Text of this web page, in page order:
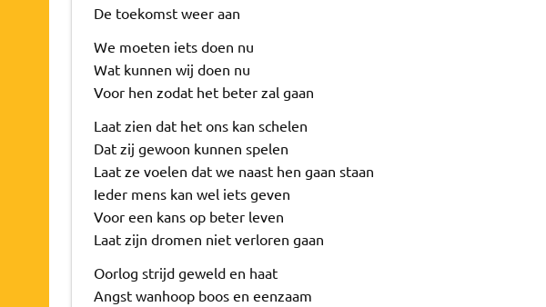
De toekomst weer aan
We moeten iets doen nu
Wat kunnen wij doen nu
Voor hen zodat het beter zal gaan
Laat zien dat het ons kan schelen
Dat zij gewoon kunnen spelen
Laat ze voelen dat we naast hen gaan staan
Ieder mens kan wel iets geven
Voor een kans op beter leven
Laat zijn dromen niet verloren gaan
Oorlog strijd geweld en haat
Angst wanhoop boos en eenzaam